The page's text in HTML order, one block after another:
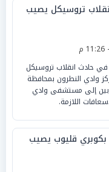
تروسيكل يصيب
في حادث انقلاب تروسيكل
وادي النطرون بمحافظة
إلى مستشفى وادي
اللازمة.
قليوب يصيب